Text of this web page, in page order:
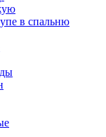
в спальню